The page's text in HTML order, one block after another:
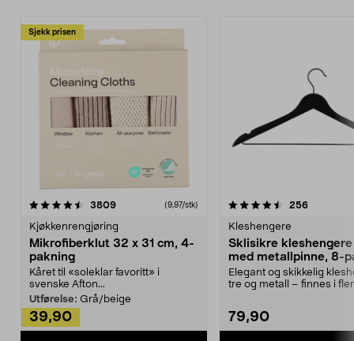
Sjekk prisen
3809anmeldelser(9,97/stk)
Kjøkkenrengjøring
Mikrofiberklut 32 x 31 cm, 4-
pakning
Kåret til «soleklar favoritt» i
svenske Afton...
Utførelse: Grå/beige
39,90
4.5av 5 stjerner 256
Kleshengere
Sklisikre
med metallpinne, 8-
Elegant og skikkelig
tre og metall – finnes i
79,90
4.5av 5 stjerner